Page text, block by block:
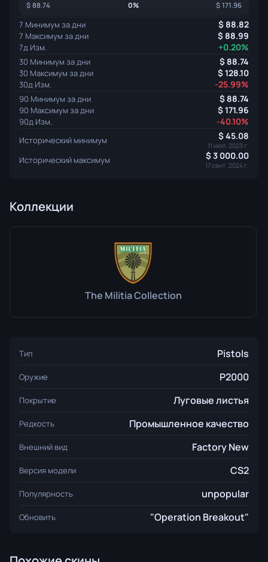
88.74 0% 171.96
7 Минимум за дни 88.82
7 Максимум за дни 88.99
7д Изм. +0.20%
30 Минимум за дни 88.74
30 Максимум за дни 128.10
30д Изм. -25.99%
90 Минимум за дни 88.74
90 Максимум за дни 171.96
90д Изм. -40.10%
Исторический минимум 45.08
11 июл. 2023 г.
Исторический максимум 3 000.00
17 сент. 2024 г.
Коллекции
The Militia Collection
Тип Pistols
Оружие P2000
Покрытие Луговые листья
Редкость Промышленное качество
Внешний вид Factory New
Версия модели CS2
Популярность unpopular
Обновить "Operation Breakout"